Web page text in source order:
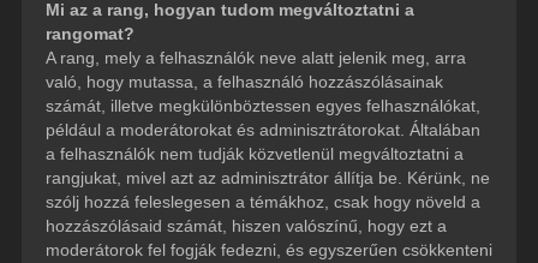
Mi az a rang, hogyan tudom megváltoztatni a
rangomat?
A rang, mely a felhasználók neve alatt jelenik meg, arra
való, hogy mutassa, a felhasználó hozzászólásainak
számát, illetve megkülönböztessen egyes felhasználókat,
például a moderátorokat és adminisztrátorokat. Általában
a felhasználók nem tudják közvetlenül megváltoztatni a
rangjukat, mivel azt az adminisztrátor állítja be. Kérünk, ne
szólj hozzá feleslegesen a témákhoz, csak hogy növeld a
hozzászólásaid számát, hiszen valószínű, hogy ezt a
moderátorok fel fogják fedezni, és egyszerűen csökkenteni